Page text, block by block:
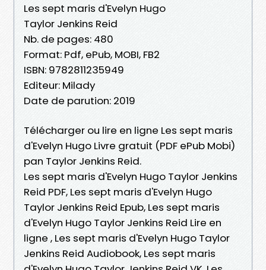
Les sept maris d'Evelyn Hugo
Taylor Jenkins Reid
Nb. de pages: 480
Format: Pdf, ePub, MOBI, FB2
ISBN: 9782811235949
Editeur: Milady
Date de parution: 2019
Télécharger ou lire en ligne Les sept maris
d'Evelyn Hugo Livre gratuit (PDF ePub Mobi)
pan Taylor Jenkins Reid.
Les sept maris d'Evelyn Hugo Taylor Jenkins
Reid PDF, Les sept maris d'Evelyn Hugo
Taylor Jenkins Reid Epub, Les sept maris
d'Evelyn Hugo Taylor Jenkins Reid Lire en
ligne , Les sept maris d'Evelyn Hugo Taylor
Jenkins Reid Audiobook, Les sept maris